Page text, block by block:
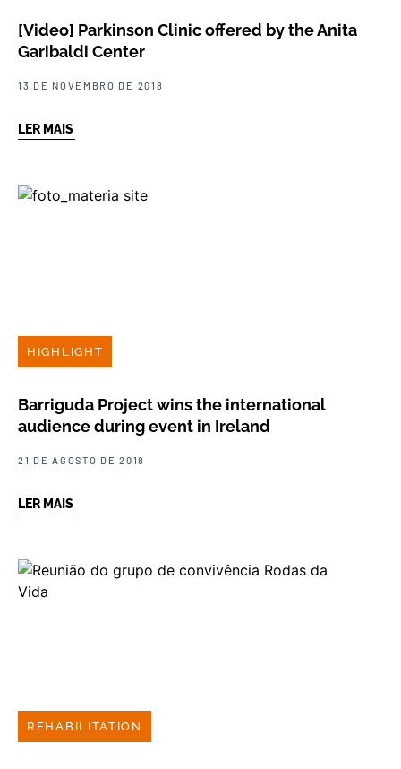
[Video] Parkinson Clinic offered by the Anita
Garibaldi Center
13 DE NOVEMBRO DE 2018
LER MAIS
HIGHLIGHT
Barriguda Project wins the international
audience during event in Ireland
21 DE AGOSTO DE 2018
LER MAIS
REHABILITATION